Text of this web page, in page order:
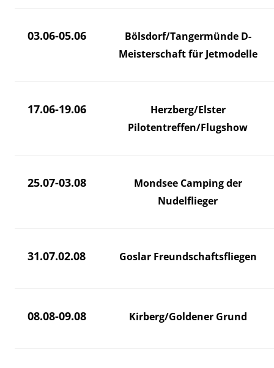
03.06-05.06
Bölsdorf/Tangermünde D-
Meisterschaft für Jetmodelle
17.06-19.06
Herzberg/Elster
Pilotentreffen/Flugshow
25.07-03.08
Mondsee Camping der
Nudelflieger
31.07.02.08 Goslar Freundschaftsfliegen
08.08-09.08 Kirberg/Goldener Grund